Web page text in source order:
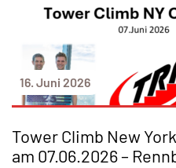
16. Juni 2026
Tower Climb New
am 07.06.2026 –